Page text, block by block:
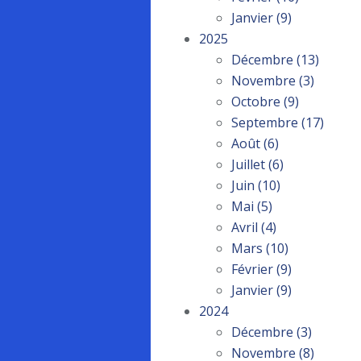
Janvier(9)
2025
Décembre (13)
Novembre (3)
Octobre (9)
Septembre (17)
Août(6)
Juillet(6)
Juin (10)
Mai (5)
Avril (4)
Mars (10)
Février(9)
Janvier(9)
2024
Décembre (3)
Novembre (8)